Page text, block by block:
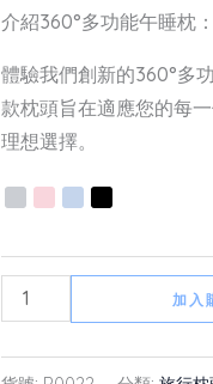
介紹360°多功能午睡枕
體驗我們創新的360°多
款枕頭旨在適應您的每
理想選擇。
睡
枕
數
量
加入